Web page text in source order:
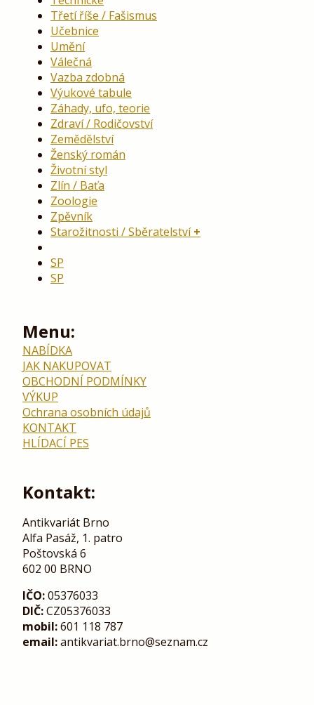
Třetí říše / Fašismus
Učebnice
Umění
Válečná
Vazba zdobná
Výukové tabule
Záhady, ufo, teorie
Zdraví / Rodičovství
Zemědělství
Ženský román
Životní styl
Zlín / Baťa
Zoologie
Zpěvník
Starožitnosti / Sběratelství
SP
SP
Menu:
NABÍDKA
JAK NAKUPOVAT
OBCHODNÍ PODMÍNKY
VÝKUP
Ochrana osobních údajů
KONTAKT
HLÍDACÍ PES
Kontakt:
Antikvariát Brno
Alfa Pasáž, 1. patro
Poštovská 6
602 00 BRNO
IČO:05376033
DIČ:CZ05376033
mobil:601 118 787
email:antikvariat.brno@seznam.cz